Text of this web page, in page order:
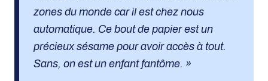
zones du monde car il est chez nous
automatique. Ce bout de papier est un
précieux sésame pour avoir accès à tout.
Sans, on est un enfant fantôme. »